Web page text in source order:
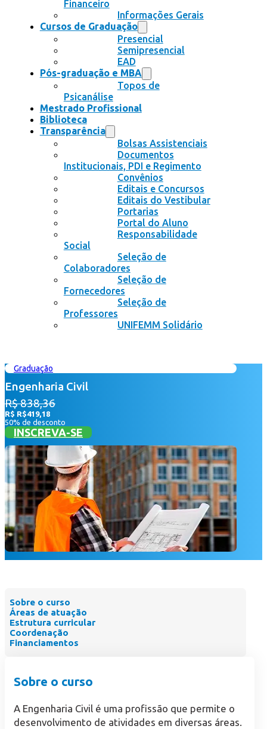
Financeiro
Informações Gerais
Cursos de Graduação
Presencial
Semipresencial
EAD
Pós-graduação e MBA
Topos de
Psicanálise
Mestrado Profissional
Biblioteca
Transparência
Bolsas Assistenciais
Documentos
Institucionais, PDI e Regimento
Convênios
Editais e Concursos
Editais do Vestibular
Portarias
Portal do Aluno
Responsabilidade
Social
Seleção de
Colaboradores
Seleção de
Fornecedores
Seleção de
Professores
UNIFEMM Solidário
Graduação
Engenharia Civil
R$ 838,36
R$ R$419,18
50% de desconto
INSCREVA-SE
Sobre o curso
Áreas de atuação
Estrutura curricular
Coordenação
Financiamentos
Sobre o curso
A Engenharia Civil é uma profissão que permite o
desenvolvimento de atividades em diversas áreas.